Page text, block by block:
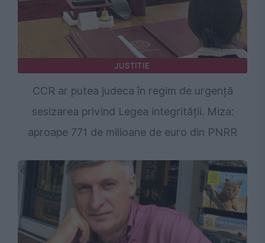
JUSTITIE
CCR ar putea judeca în regim de urgență
sesizarea privind Legea integrității. Miza:
aproape 771 de milioane de euro din PNRR